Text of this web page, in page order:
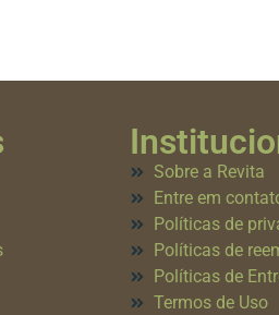
Sobre a Revita
Entre em
Políticas de
Políticas de
Políticas de
Termos de Uso